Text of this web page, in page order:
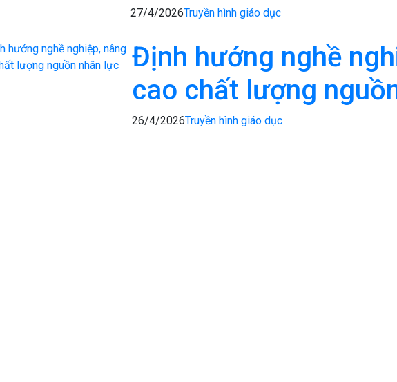
27/4/2026Truyền hình giáo dục
Định hướng nghề
cao chất lượng
26/4/2026Truyền hình giáo dục